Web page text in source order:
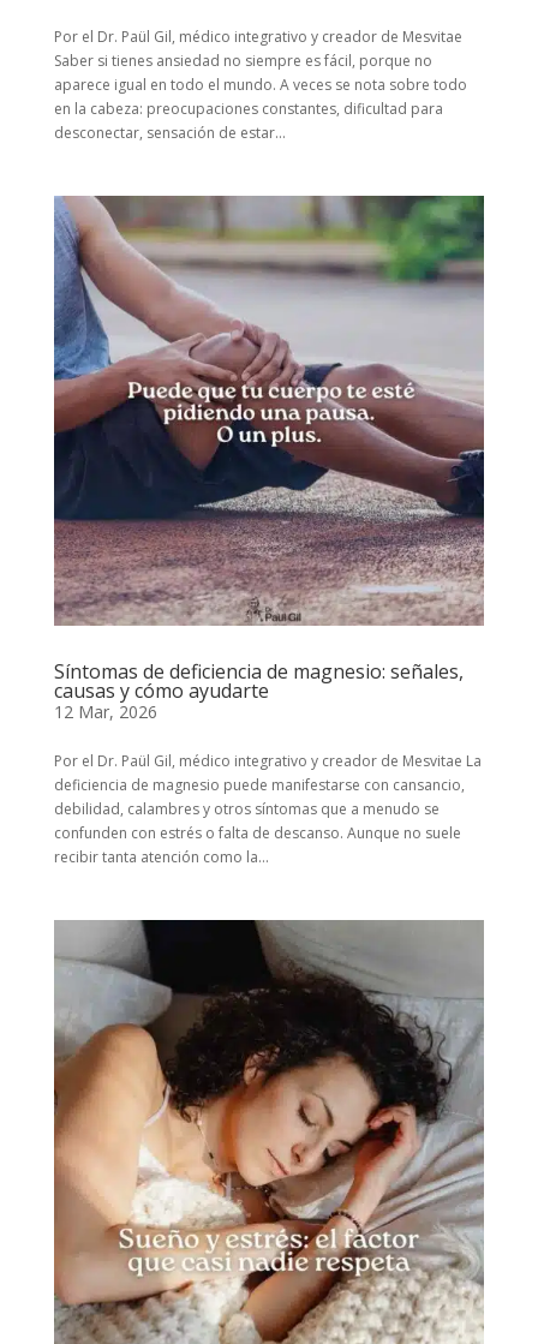
Por el Dr. Paül Gil, médico integrativo y creador de Mesvitae
Saber si tienes ansiedad no siempre es fácil, porque no
aparece igual en todo el mundo. A veces se nota sobre todo
en la cabeza: preocupaciones constantes, dificultad para
desconectar, sensación de estar...
Síntomas de deficiencia de magnesio: señales,
causas y cómo ayudarte
12 Mar, 2026
Por el Dr. Paül Gil, médico integrativo y creador de Mesvitae La
deficiencia de magnesio puede manifestarse con cansancio,
debilidad, calambres y otros síntomas que a menudo se
confunden con estrés o falta de descanso. Aunque no suele
recibir tanta atención como la...